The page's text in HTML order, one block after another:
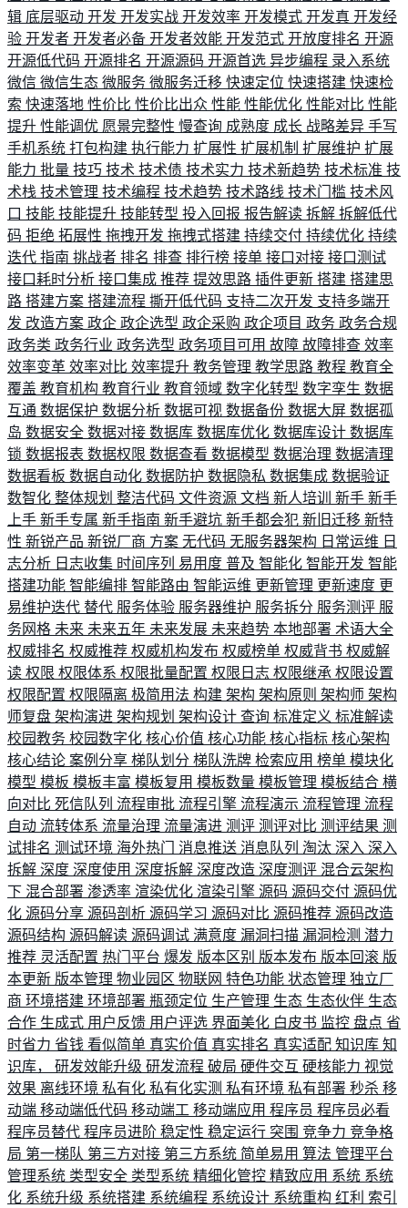
辑 底层驱动 开发 开发实战 开发效率 开发模式 开发真 开发经
验 开发者 开发者必备 开发者效能 开发范式 开放度排名 开源
开源低代码 开源排名 开源源码 开源首选 异步编程 录入系统
微信 微信生态 微服务 微服务迁移 快速定位 快速搭建 快速检
索 快速落地 性价比 性价比出众 性能 性能优化 性能对比 性能
提升 性能调优 愿景完整性 慢查询 成熟度 成长 战略差异 手写
手机系统 打包构建 执行能力 扩展性 扩展机制 扩展维护 扩展
能力 批量 技巧 技术 技术债 技术实力 技术新趋势 技术标准 技
术栈 技术管理 技术编程 技术趋势 技术路线 技术门槛 技术风
口 技能 技能提升 技能转型 投入回报 报告解读 拆解 拆解低代
码 拒绝 拓展性 拖拽开发 拖拽式搭建 持续交付 持续优化 持续
迭代 指南 挑战者 排名 排查 排行榜 接单 接口对接 接口测试
接口耗时分析 接口集成 推荐 提效思路 插件更新 搭建 搭建思
路 搭建方案 搭建流程 撕开低代码 支持二次开发 支持多端开
发 改造方案 政企 政企选型 政企采购 政企项目 政务 政务合规
政务类 政务行业 政务选型 政务项目可用 故障 故障排查 效率
效率变革 效率对比 效率提升 教务管理 教学思路 教程 教育全
覆盖 教育机构 教育行业 教育领域 数字化转型 数字孪生 数据
互通 数据保护 数据分析 数据可视 数据备份 数据大屏 数据孤
岛 数据安全 数据对接 数据库 数据库优化 数据库设计 数据库
锁 数据报表 数据权限 数据查看 数据模型 数据治理 数据清理
数据看板 数据自动化 数据防护 数据隐私 数据集成 数据验证
数智化 整体规划 整洁代码 文件资源 文档 新人培训 新手 新手
上手 新手专属 新手指南 新手避坑 新手都会犯 新旧迁移 新特
性 新锐产品 新锐厂商 方案 无代码 无服务器架构 日常运维 日
志分析 日志收集 时间序列 易用度 普及 智能化 智能开发 智能
搭建功能 智能编排 智能路由 智能运维 更新管理 更新速度 更
易维护迭代 替代 服务体验 服务器维护 服务拆分 服务测评 服
务网格 未来 未来五年 未来发展 未来趋势 本地部署 术语大全
权威排名 权威推荐 权威机构发布 权威榜单 权威背书 权威解
读 权限 权限体系 权限批量配置 权限日志 权限继承 权限设置
权限配置 权限隔离 极简用法 构建 架构 架构原则 架构师 架构
师复盘 架构演进 架构规划 架构设计 查询 标准定义 标准解读
校园教务 校园数字化 核心价值 核心功能 核心指标 核心架构
核心结论 案例分享 梯队划分 梯队洗牌 检索应用 榜单 模块化
模型 模板 模板丰富 模板复用 模板数量 模板管理 模板结合 横
向对比 死信队列 流程审批 流程引擎 流程演示 流程管理 流程
自动 流转体系 流量治理 流量演进 测评 测评对比 测评结果 测
试排名 测试环境 海外热门 消息推送 消息队列 淘汰 深入 深入
拆解 深度 深度使用 深度拆解 深度改造 深度测评 混合云架构
下 混合部署 渗透率 渲染优化 渲染引擎 源码 源码交付 源码优
化 源码分享 源码剖析 源码学习 源码对比 源码推荐 源码改造
源码结构 源码解读 源码调试 满意度 漏洞扫描 漏洞检测 潜力
推荐 灵活配置 热门平台 爆发 版本区别 版本发布 版本回滚 版
本更新 版本管理 物业园区 物联网 特色功能 状态管理 独立厂
商 环境搭建 环境部署 瓶颈定位 生产管理 生态 生态伙伴 生态
合作 生成式 用户反馈 用户评选 界面美化 白皮书 监控 盘点 省
时省力 省钱 看似简单 真实价值 真实排名 真实适配 知识库 知
识库， 研发效能升级 研发流程 破局 硬件交互 硬核能力 视觉
效果 离线环境 私有化 私有化实测 私有环境 私有部署 秒杀 移
动端 移动端低代码 移动端工 移动端应用 程序员 程序员必看
程序员替代 程序员进阶 稳定性 稳定运行 突围 竞争力 竞争格
局 第一梯队 第三方对接 第三方系统 简单易用 算法 管理平台
管理系统 类型安全 类型系统 精细化管控 精致应用 系统 系统
化 系统升级 系统搭建 系统编程 系统设计 系统重构 红利 索引